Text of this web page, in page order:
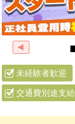
未経験者歓迎
交通費別途支給